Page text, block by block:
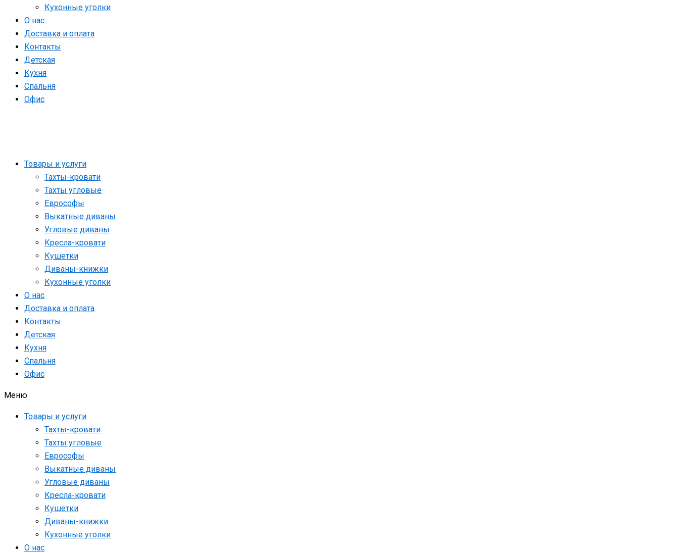
Кухонные уголки
О нас
Доставка и оплата
Контакты
Детская
Кухня
Спальня
Офис
Товары и услуги
Тахты-кровати
Тахты угловые
Еврософы
Выкатные диваны
Угловые диваны
Кресла-кровати
Кушетки
Диваны-книжки
Кухонные уголки
О нас
Доставка и оплата
Контакты
Детская
Кухня
Спальня
Офис
Меню
Товары и услуги
Тахты-кровати
Тахты угловые
Еврософы
Выкатные диваны
Угловые диваны
Кресла-кровати
Кушетки
Диваны-книжки
Кухонные уголки
О нас